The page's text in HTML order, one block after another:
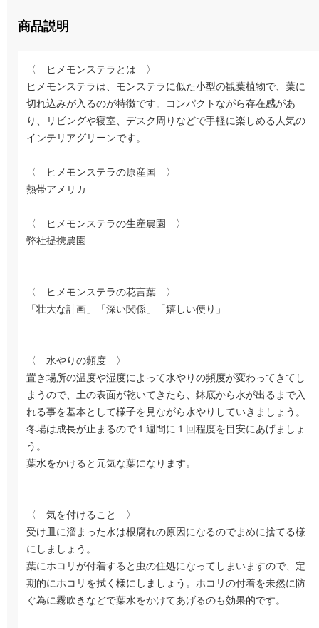
商品説明
〈 ヒメモンステラとは 〉
ヒメモンステラは、モンステラに似た小型の観葉植物で、葉に
切れ込みが入るのが特徴です。コンパクトながら存在感があ
り、リビングや寝室、デスク周りなどで手軽に楽しめる人気の
インテリアグリーンです。
〈 ヒメモンステラの原産国 〉
熱帯アメリカ
〈 ヒメモンステラの生産農園 〉
弊社提携農園
〈 ヒメモンステラの花言葉 〉
「壮大な計画」「深い関係」「嬉しい便り」
〈 水やりの頻度 〉
置き場所の温度や湿度によって水やりの頻度が変わってきてし
まうので、土の表面が乾いてきたら、鉢底から水が出るまで入
れる事を基本として様子を見ながら水やりしていきましょう。
冬場は成長が止まるので１週間に１回程度を目安にあげましょ
う。
葉水をかけると元気な葉になります。
〈 気を付けること 〉
受け皿に溜まった水は根腐れの原因になるのでまめに捨てる様
にしましょう。
葉にホコリが付着すると虫の住処になってしまいますので、定
期的にホコリを拭く様にしましょう。ホコリの付着を未然に防
ぐ為に霧吹きなどで葉水をかけてあげるのも効果的です。